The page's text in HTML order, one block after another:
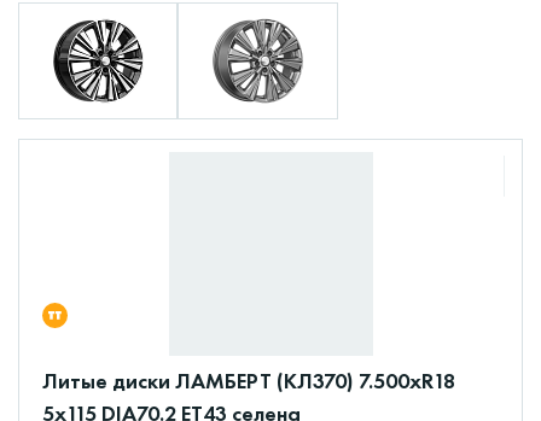
Литые диски ЛАМБЕРТ (КЛ370) 7.500xR18
5x115 DIA70.2 ET43 селена